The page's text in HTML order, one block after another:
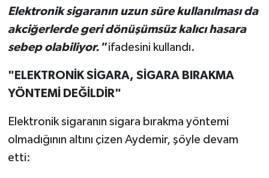
Elektronik sigaranın uzun süre kullanılması da
akciğerlerde geri dönüşümsüz kalıcı hasara
sebep olabiliyor."ifadesini kullandı.
"ELEKTRONİK SİGARA, SİGARA BIRAKMA
YÖNTEMİ DEĞİLDİR"
Elektronik sigaranın sigara bırakma yöntemi
olmadığının altını çizen Aydemir, şöyle devam
etti: